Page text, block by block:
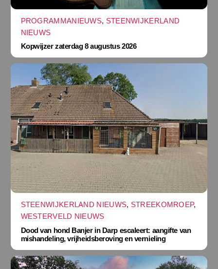
PROGRAMMANIEUWS, STEENWIJKERLAND
NIEUWS
Kopwijzer zaterdag 8 augustus 2026
STEENWIJKERLAND NIEUWS, STREEKOMROEP,
WESTERVELD NIEUWS
Dood van hond Banjer in Darp escaleert: aangifte van
mishandeling, vrijheidsberoving en vernieling